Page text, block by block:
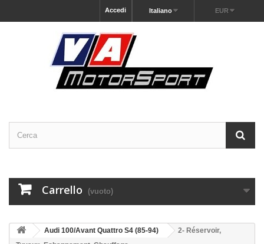
EUR
Italiano
Accedi
Carrello (vuoto)
Audi 100/Avant Quattro S4 (85-94)
2- Réservoir,